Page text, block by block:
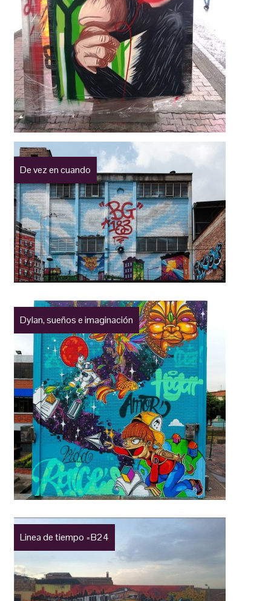
De vez en cuando
Dylan, sueños e imaginación
Linea de tiempo =B24